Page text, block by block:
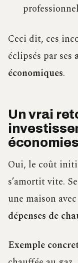
Ceci dit, ces
éclipsés par ses
économiques.
Un vrai
Oui, le coût
s’amortit vite.
une maison
dépenses de
Exemple